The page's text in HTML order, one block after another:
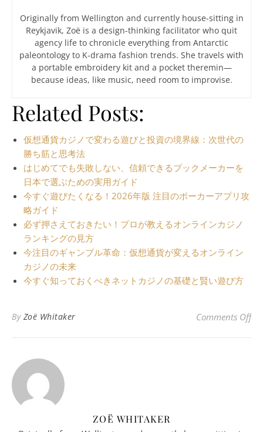
Originally from Wellington and currently house-sitting in
Reykjavik, Zoë is a design-thinking facilitator who quit
agency life to chronicle everything from Antarctic
paleontology to K-drama fashion trends. She travels with
a portable embroidery kit and a pocket theremin—
because ideas, like music, need room to improvise.
Related Posts:
仮想通貨カジノで変わる遊びと投資の境界線：次世代の
勝ち筋と思考法
はじめてでも失敗しない、信頼できるブックメーカーを
日本で選ぶための実用ガイド
今すぐ遊びたくなる！2026年版 注目のポーカーアプリ攻
略ガイド
必ず押さえておきたい！プロが教えるオンラインカジノ
ランキングの見方
今注目のギャンブル革命：仮想通貨が変えるオンライン
カジノの未来
今すぐ知っておくべきネットカジノの基礎と賢い遊び方
By Zoë Whitaker Comments Offon
ZOË WHITAKER